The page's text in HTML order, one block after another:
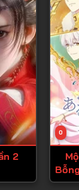
Tập 30
Tập 31
Tập 32
Tập 33
Tập 34
Tập 36
Tập 38
2
0